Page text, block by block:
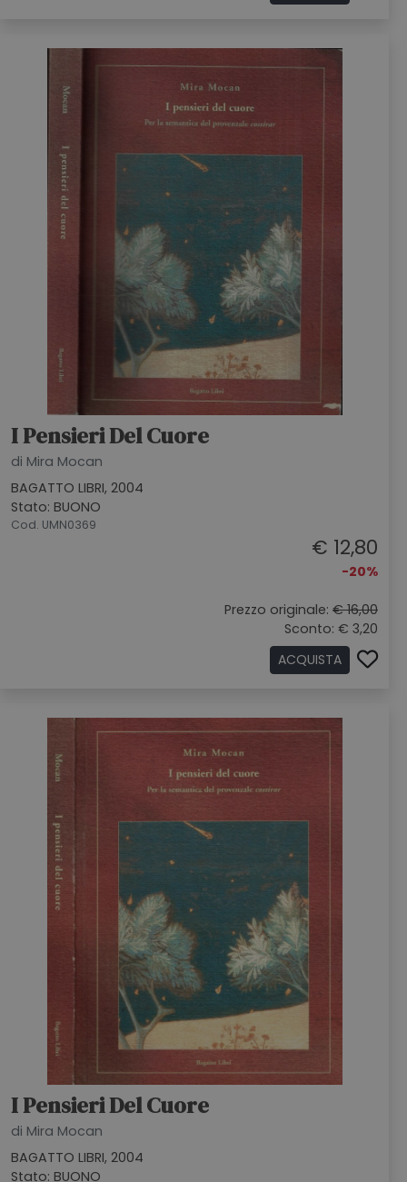
I Pensieri Del Cuore
di Mira Mocan
BAGATTO LIBRI, 2004
Stato: BUONO
Cod. UMN0369
€ 12,80
-20%
Prezzo originale: € 16,00
Sconto: € 3,20
ACQUISTA
I Pensieri Del Cuore
di Mira Mocan
BAGATTO LIBRI, 2004
Stato: BUONO